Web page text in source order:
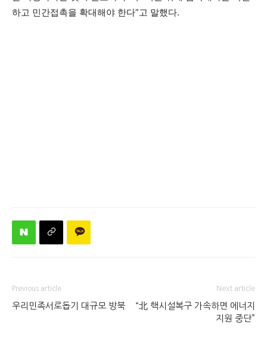
하고 민간접촉을 확대해야 한다”고 말했다.
Previous article
우리민족서로돕기 대규모 방북
Next article
“北 핵시설복구 가속하면 에너지
지원 중단”